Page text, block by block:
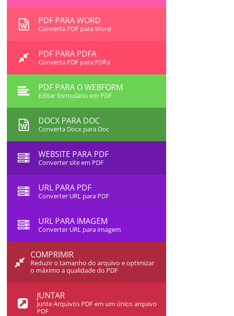
PDF PARA WORD
Converta PDF para Word
PDF PARA PDFA
Converta PDF para PDFa
PDF PARA O WEBFORM
Editar formulário em PDF
DOCX PARA DOC
Converta Docx para Doc
WEBSITE PARA PDF
Converter site em PDF
URL PARA PDF
Converter URL para PDF
URL PARA IMAGEM
Converter URL para imagem
COMPRIMIR
Reduzir o tamanho do arquivo e optimizar
o máximo a qualidade do PDF
JUNTAR
Junte Arquivos PDF em um único arquivo
PDF